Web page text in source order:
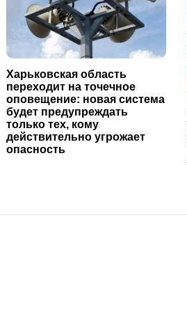
Харьковская область
переходит на точечное
оповещение: новая система
будет предупреждать
только тех, кому
действительно угрожает
опасность